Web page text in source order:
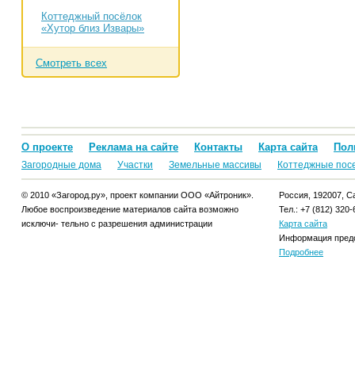
Коттеджный посёлок
«Хутор близ Извары»
Смотреть всех
О проекте Реклама на сайте Контакты Карта сайта
Загородные дома Участки Земельные массивы Коттеджные
© 2010 «Загород.ру», проект компании ООО «Айтроник».
Любое воспроизведение материалов сайта возможно
исключи- тельно с разрешения администрации
Россия, 192007,
Тел.: +7 (812) 320-
Карта сайта
Информация
Подробнее